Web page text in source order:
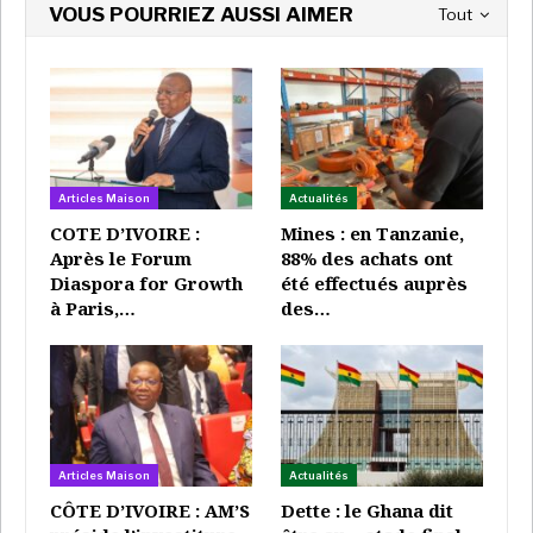
Mercredi, le Barreau de Guinée a «fermement
condamné ces agissements
». Dans une déclaration, le
bâtonnier Mamadou Souaré Diop fait état de
bavures et d’exactions sur des citoyens dont le seul
tort serait d’avoir des liens
» avec Claude Pivi. Mais
aussi de menaces envers «
les avocats des accusés
mis en cause dans les événements» du week-end.
Joints par RFI, des militants de défense des droits
humains, requérant l’anonymat, accusent
anonymement les corps habillés d’acte de torture. Et
d’avoir procédé à des interpellations sans mandat et
sans que l’on sache où sont détenus les suspects
éventuels.
numéro vert et a annoncé une récompense de 50
Tout
VOUS POURRIEZ AUSSI AIMER
Articles Maison
COTE D’IVOIRE :
Après le Forum
Diaspora for Growth
à Paris,…
Actualités
Mines : en Tanzanie,
88% des achats ont
été effectués auprès
des…
Articles Maison
CÔTE D’IVOIRE : AM’S
Actualités
Dette : le Ghana dit